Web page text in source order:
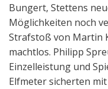
Bungert, Stettens
Möglichkeiten noch
Strafstoß von Martin
machtlos. Philipp
Einzelleistung und
Elfmeter sicherten